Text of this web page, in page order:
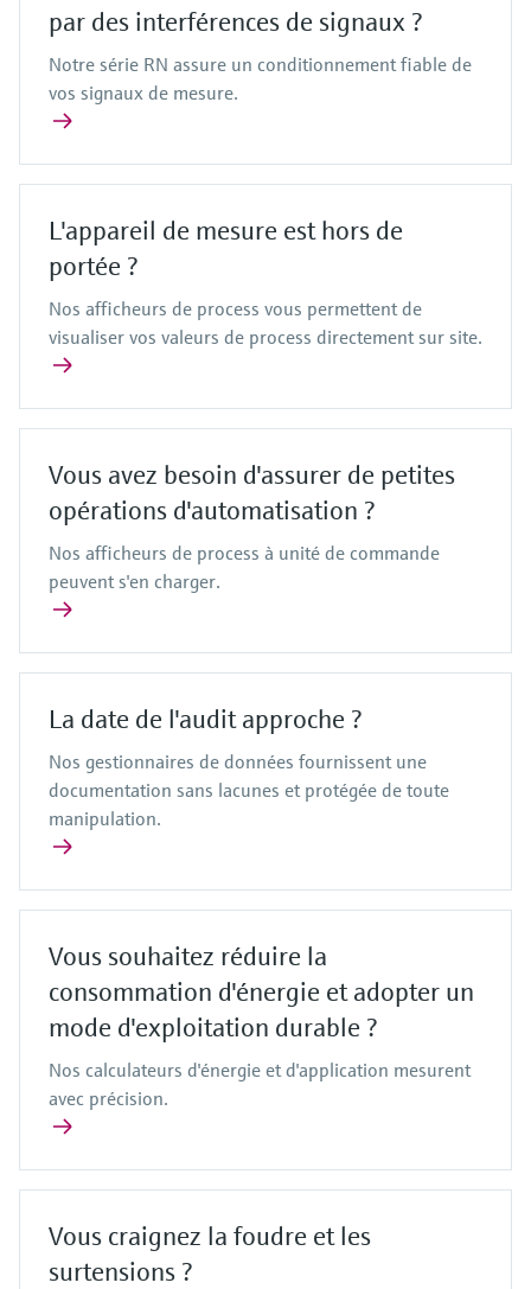
par des interférences de signaux ?
Notre série RN assure un conditionnement fiable de
vos signaux de mesure.
L'appareil de mesure est hors de
portée ?
Nos afficheurs de process vous permettent de
visualiser vos valeurs de process directement sur site.
Vous avez besoin d'assurer de petites
opérations d'automatisation ?
Nos afficheurs de process à unité de commande
peuvent s'en charger.
La date de l'audit approche ?
Nos gestionnaires de données fournissent une
documentation sans lacunes et protégée de toute
manipulation.
Vous souhaitez réduire la
consommation d'énergie et adopter un
mode d'exploitation durable ?
Nos calculateurs d'énergie et d'application mesurent
avec précision.
Vous craignez la foudre et les
surtensions ?